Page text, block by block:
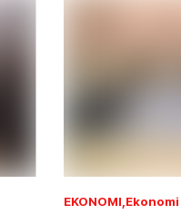
EKONOMI